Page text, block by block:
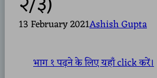
13 February 2021Ashish Gupta
भाग १ पढ़ने के लिए यहाँ click करें।